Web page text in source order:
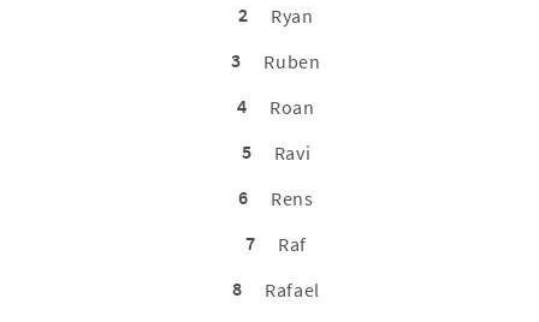
2
Ryan
3
Ruben
4
Roan
5
Ravi
6
Rens
7
Raf
8
Rafael